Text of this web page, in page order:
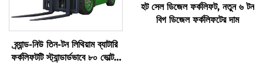
ব্র্যান্ড-নিউ তিন-টন লিথিয়াম ব্যাটারি
ফর্কলিফটটি স্ট্যান্ডার্ডভাবে ৮০ ভোল্ট /
হট সেল ডিজেল ফর্কলিফট, নতুন ৬ টন
বিগ ডিজেল ফর্কলিফটের দাম